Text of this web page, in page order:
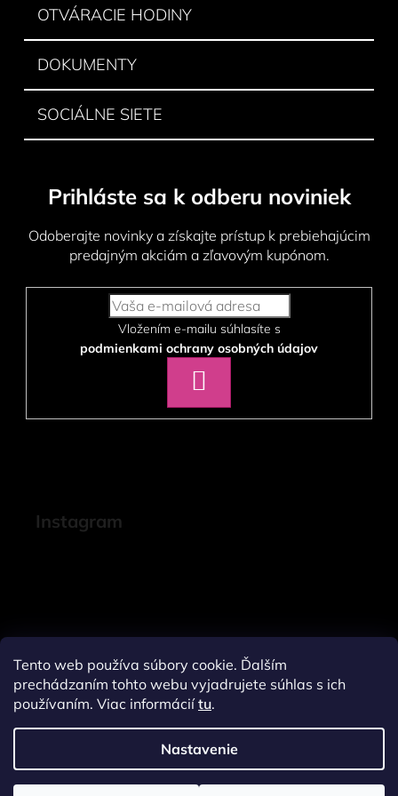
Tento web používa súbory cookie. Ďalším
prechádzaním tohto webu vyjadrujete súhlas s ich
používaním. Viac informáciítu.
Nastavenie
OTVÁRACIE HODINY
DOKUMENTY
SOCIÁLNE SIETE
Prihláste sa k odberu noviniek
Odoberajte novinky a získajte prístup k prebiehajúcim
predajným akciám a zľavovým kupónom.
podmienkami ochrany osobných údajov
SA
Instagram